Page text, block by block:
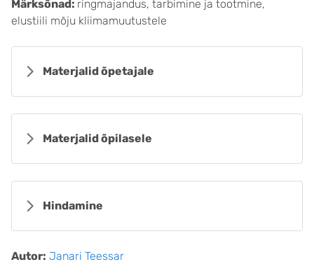
Märksõnad: ringmajandus, tarbimine ja tootmine,
elustiili mõju kliimamuutustele
Materjalid õpetajale
Materjalid õpilasele
Hindamine
Autor: Janari Teessar